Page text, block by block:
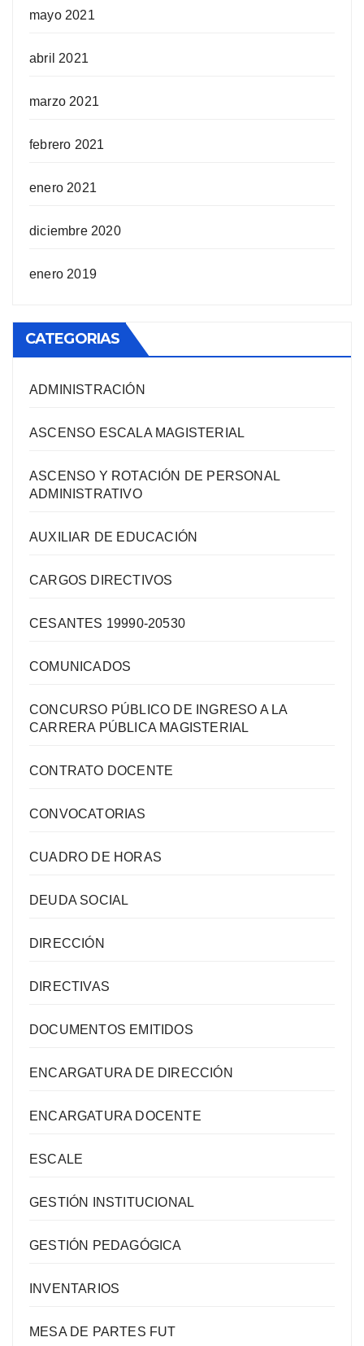
mayo 2021
abril 2021
marzo 2021
febrero 2021
enero 2021
diciembre 2020
enero 2019
CATEGORIAS
ADMINISTRACIÓN
ASCENSO ESCALA MAGISTERIAL
ASCENSO Y ROTACIÓN DE PERSONAL
ADMINISTRATIVO
AUXILIAR DE EDUCACIÓN
CARGOS DIRECTIVOS
CESANTES 19990-20530
COMUNICADOS
CONCURSO PÚBLICO DE INGRESO A LA
CARRERA PÚBLICA MAGISTERIAL
CONTRATO DOCENTE
CONVOCATORIAS
CUADRO DE HORAS
DEUDA SOCIAL
DIRECCIÓN
DIRECTIVAS
DOCUMENTOS EMITIDOS
ENCARGATURA DE DIRECCIÓN
ENCARGATURA DOCENTE
ESCALE
GESTIÓN INSTITUCIONAL
GESTIÓN PEDAGÓGICA
INVENTARIOS
MESA DE PARTES FUT